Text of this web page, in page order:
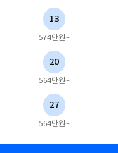
13
574만원~
20
564만원~
27
564만원~